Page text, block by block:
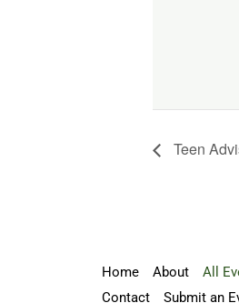
Teen
Home About All
Contact
Submit an